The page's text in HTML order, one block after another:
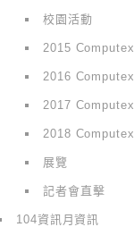
校園活動
2015 Computex
2016 Computex
2017 Computex
2018 Computex
展覽
記者會直擊
104資訊月資訊